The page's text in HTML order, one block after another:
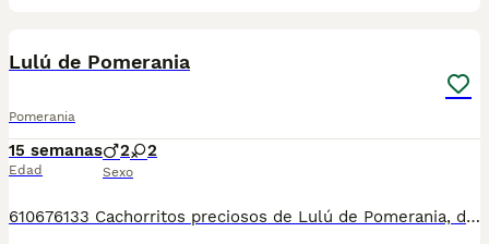
Lulú de Pomerania
Pomerania
15 semanas
Edad
2 2
Sexo
610676133 Cachorritos preciosos de Lulú de Pomerania, de tamaño pequeñito, varios colores disponibles, con mucha calidad de pelo, muy bien cuidados, tienen dos meses de edad, se entregan revisados por nuestro veterinario, vacunados, desparasitados, con su cartilla veterinaria, microchip y garantía sanitaria por escrito. Tienen un carácter excelente, muy buenos y cariñosos, ideales para compañía, se pueden ver sin compromiso. Para más información 610676133 número zoológico t-2500116 Número de Microchip: 90200047852478 Núcleo Zoológico: t-2500116